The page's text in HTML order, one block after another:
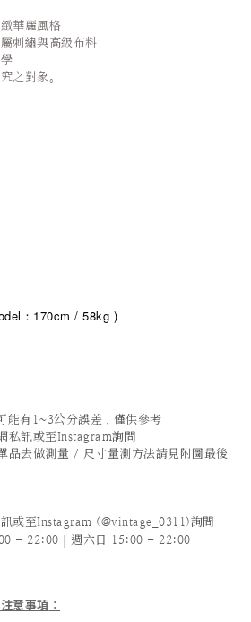
華麗風格
刺繡與高級布料
之對象。
：170cm / 58kg )
能有1~3公分誤差，僅供參考
私訊或至Instagram詢問
品去做測量 / 尺寸量測方法請見附圖最後
或至Instagram (@vintage_0311)詢問
- 22:00 | 週六日 15:00 - 22:00
意事項 ：